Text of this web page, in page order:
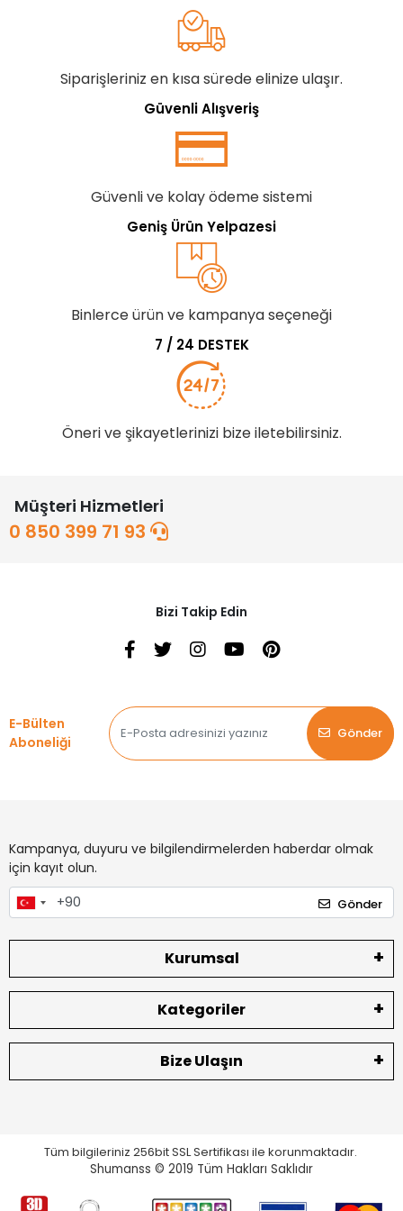
Siparişleriniz en kısa sürede elinize ulaşır.
Güvenli Alışveriş
Güvenli ve kolay ödeme sistemi
Geniş Ürün Yelpazesi
Binlerce ürün ve kampanya seçeneği
7 / 24 DESTEK
Öneri ve şikayetlerinizi bize iletebilirsiniz.
Müşteri Hizmetleri
0 850 399 71 93
Bizi Takip Edin
E-Bülten
Aboneliği
Gönder
Kampanya, duyuru ve bilgilendirmelerden haberdar olmak
için kayıt olun.
Gönder
Kurumsal
Kategoriler
Bize Ulaşın
Tüm bilgileriniz 256bit SSL Sertifikası ile korunmaktadır.
Shumanss © 2019 Tüm Hakları Saklıdır